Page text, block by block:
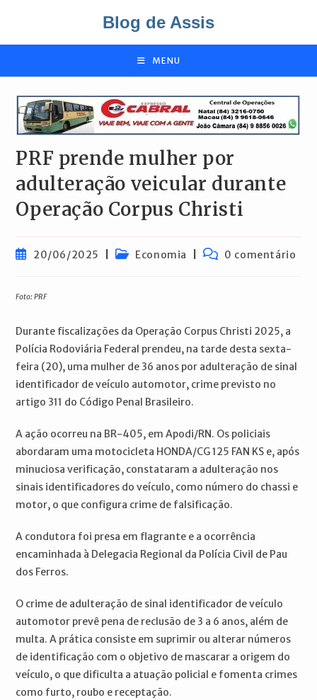
o
Blog de Assis
MENU
PRF prende mulher por
adulteração veicular durante
Operação Corpus Christi
Post20/06/2025
Categoria
Economia
Comentários
0 comentário
Foto: PRF
Durante fiscalizações da Operação Corpus Christi 2025, a
Polícia Rodoviária Federal prendeu, na tarde desta sexta-
feira (20), uma mulher de 36 anos por adulteração de sinal
identificador de veículo automotor, crime previsto no
artigo 311 do Código Penal Brasileiro.
A ação ocorreu na BR-405, em Apodi/RN. Os policiais
abordaram uma motocicleta HONDA/CG 125 FAN KS e, após
minuciosa verificação, constataram a adulteração nos
sinais identificadores do veículo, como número do chassi e
motor, o que configura crime de falsificação.
A condutora foi presa em flagrante e a ocorrência
encaminhada à Delegacia Regional da Polícia Civil de Pau
dos Ferros.
O crime de adulteração de sinal identificador de veículo
automotor prevê pena de reclusão de 3 a 6 anos, além de
multa. A prática consiste em suprimir ou alterar números
de identificação com o objetivo de mascarar a origem do
veículo, o que dificulta a atuação policial e fomenta crimes
como furto, roubo e receptação.